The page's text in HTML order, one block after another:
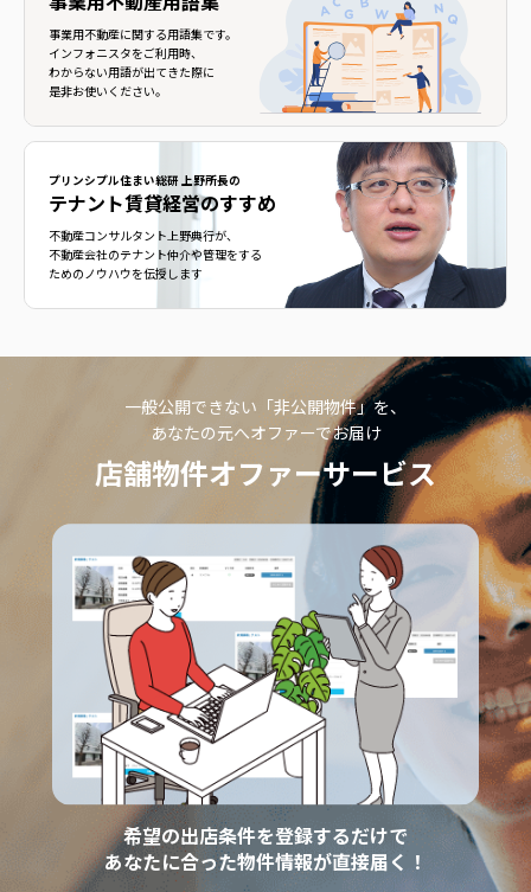
事業用不動産に関する用語集です。
インフォニスタをご利用時、
わからない用語が出てきた際に
是非お使いください。
プリンシプル住まい総研 上野所長の
テナント賃貸経営のすすめ
不動産コンサルタント上野典行が、
不動産会社のテナント仲介や管理をする
ためのノウハウを伝授します
一般公開できない「非公開物件」を、
あなたの元へオファーでお届け
店舗物件オファーサービス
希望の出店条件を登録するだけで
あなたに合った物件情報が直接届く！